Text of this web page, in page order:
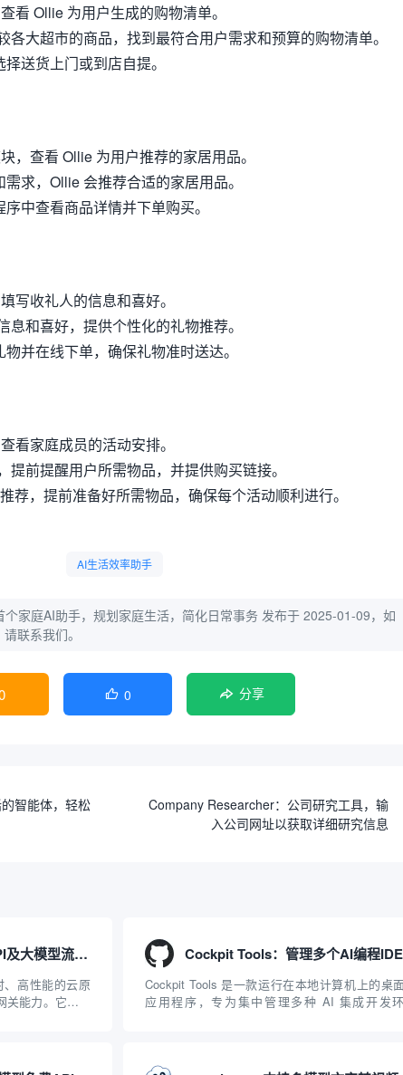
看 Ollie 为用户生成的购物清单。
各大超市的商品，找到最符合用户需求和预算的购物清单。
送货上门或到店自提。
，查看 Ollie 为用户推荐的家居用品。
求，Ollie 会推荐合适的家居用品。
中查看商品详情并下单购买。
写收礼人的信息和喜好。
息和喜好，提供个性化的礼物推荐。
并在线下单，确保礼物准时送达。
看家庭成员的活动安排。
提前提醒用户所需物品，并提供购买链接。
荐，提前准备好所需物品，确保每个活动顺利进行。
AI生活效率助手
个家庭AI助手，规划家庭生活，简化日常事务 发布于 2025-01-09，如
联系我们。
 0 分享
智能体，轻松
Company Researcher：公司研究工具，输
入公司网址以获取详细研究信息
APISIX：管理和代理API及大模型流量的高性能网关
高性能的云原
能力。它基于
Cockpit Tools 是一款运行在本地计算机上的桌
应用程序，专为集中管理多种 AI 集成开发